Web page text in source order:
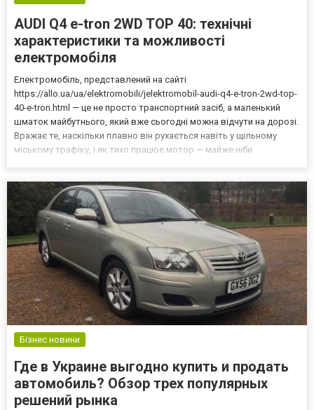
AUDI Q4 e-tron 2WD TOP 40: технічні
характеристики та можливості
електромобіля
Електромобіль, представлений на сайті
https://allo.ua/ua/elektromobili/jelektromobil-audi-q4-e-tron-2wd-top-
40-e-tron.html — це не просто транспортний засіб, а маленький
шматок майбутнього, який вже сьогодні можна відчути на дорозі.
Вражає те, наскільки плавно він рухається навіть у щільному
міському трафіку, і як тихо працює мотор — майже ніби
біл...
Бізнес новини
Где в Украине выгодно купить и продать
автомобиль? Обзор трех популярных
решений рынка